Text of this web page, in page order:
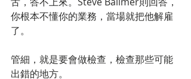
你根本不懂你的業務，當場就把他解雇
了。
管細，就是要會做檢查，檢查那些可能
出錯的地方。